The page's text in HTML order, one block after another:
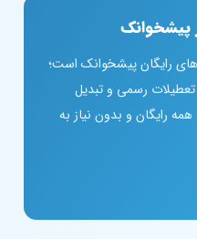
رایگان پیشخوانک است؛
رسمی و تبدیل
و بدون نیاز به